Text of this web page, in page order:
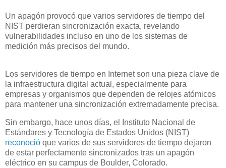
Un apagón provocó que varios servidores de tiempo del
NIST perdieran sincronización exacta, revelando
vulnerabilidades incluso en uno de los sistemas de
medición más precisos del mundo.
Los servidores de tiempo en Internet son una pieza clave de
la infraestructura digital actual, especialmente para
empresas y organismos que dependen de relojes atómicos
para mantener una sincronización extremadamente precisa.
Sin embargo, hace unos días, el Instituto Nacional de
Estándares y Tecnología de Estados Unidos (NIST)
reconoció que varios de sus servidores de tiempo dejaron
de estar perfectamente sincronizados tras un apagón
eléctrico en su campus de Boulder, Colorado.